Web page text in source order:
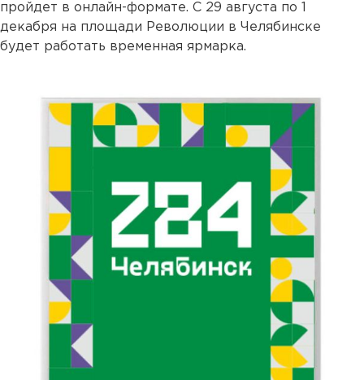
пройдет в онлайн-формате. С 29 августа по 1
декабря на площади Революции в Челябинске
будет работать временная ярмарка.